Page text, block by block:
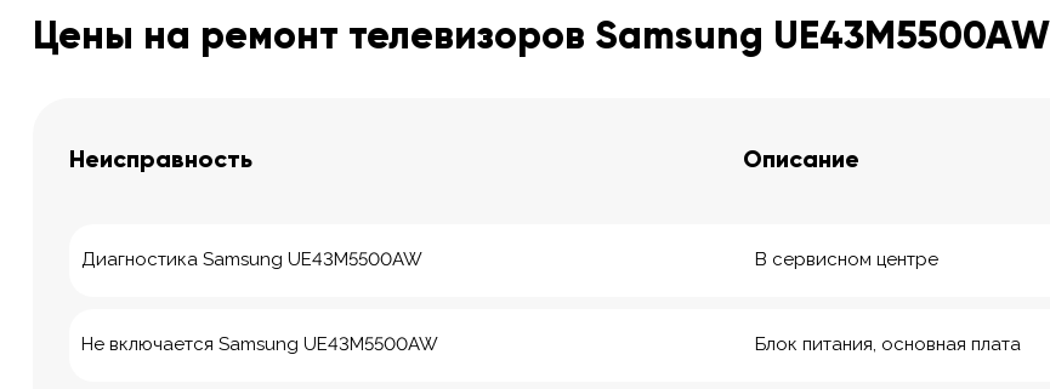
Цены на ремонт телевизоров Samsung UE43M5500AW
Неисправность Описание
Диагностика Samsung UE43M5500AW В сервисном центре
Не включается Samsung UE43M5500AW Блок питания, основная плата